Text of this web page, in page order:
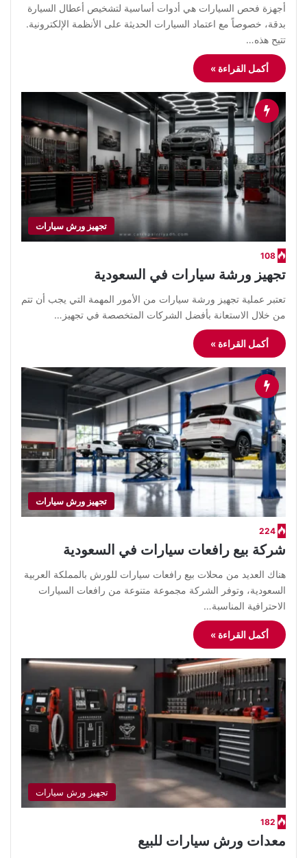
أجهزة فحص السيارات هي أدوات أساسية لتشخيص أعطال السيارة
بدقة، خصوصاً مع اعتماد السيارات الحديثة على الأنظمة الإلكترونية.
تتيح هذه…
أكمل القراءة »
تجهيز ورش سيارات
108
تجهيز ورشة سيارات في السعودية
تعتبر عملية تجهيز ورشة سيارات من الأمور المهمة التي يجب أن تتم
من خلال الاستعانة بأفضل الشركات المتخصصة في تجهيز…
أكمل القراءة »
تجهيز ورش سيارات
224
شركة بيع رافعات سيارات في السعودية
هناك العديد من محلات بيع رافعات سيارات للورش بالمملكة العربية
السعودية، وتوفر الشركة مجموعة متنوعة من رافعات السيارات
الاحترافية المناسبة…
أكمل القراءة »
تجهيز ورش سيارات
182
معدات ورش سيارات للبيع